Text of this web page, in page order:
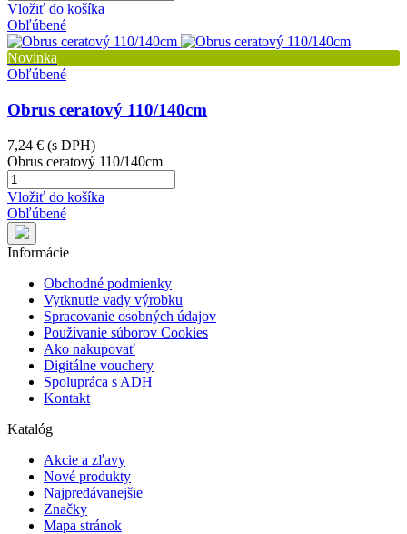
Vložiť do košíka
Obľúbené
Novinka
Obľúbené
Obrus ceratový 110/140cm
7,24 € (s DPH)
Obrus ceratový 110/140cm
Vložiť do košíka
Obľúbené
Informácie
Obchodné podmienky
Vytknutie vady výrobku
Spracovanie osobných údajov
Používanie súborov Cookies
Ako nakupovať
Digitálne vouchery
Spolupráca s ADH
Kontakt
Katalóg
Akcie a zľavy
Nové produkty
Najpredávanejšie
Značky
Mapa stránok